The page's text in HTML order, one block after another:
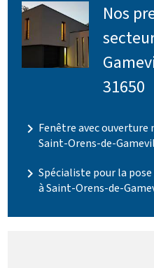
Nos
31650
navigate_next Fenêtre avec
Saint-Orens-de-
navigate_nextSpécialiste pour la
à Saint-Orens-de-